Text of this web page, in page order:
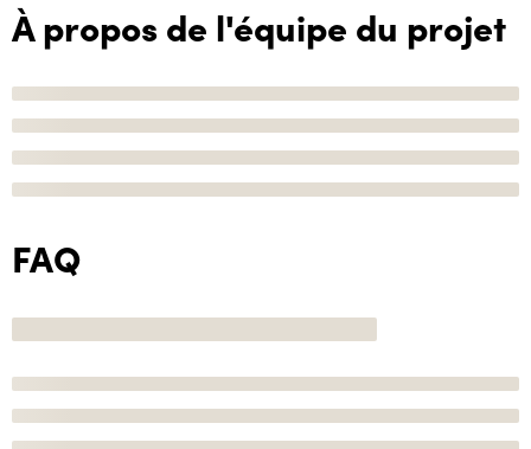
À propos de l'équipe du projet
FAQ